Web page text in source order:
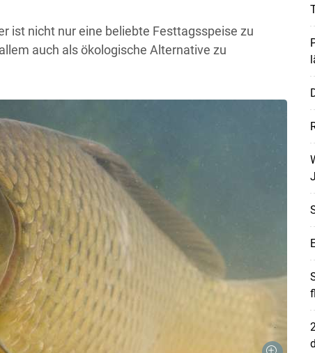
ist nicht nur eine beliebte Festtagsspeise zu
auch als ökologische Alternative zu